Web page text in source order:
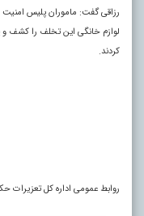
رزاقی گفت: ماموران پلیس امنیت
لوازم خانگی این تخلف را کشف و
کردند.
روابط عمومی اداره کل تعزیرات